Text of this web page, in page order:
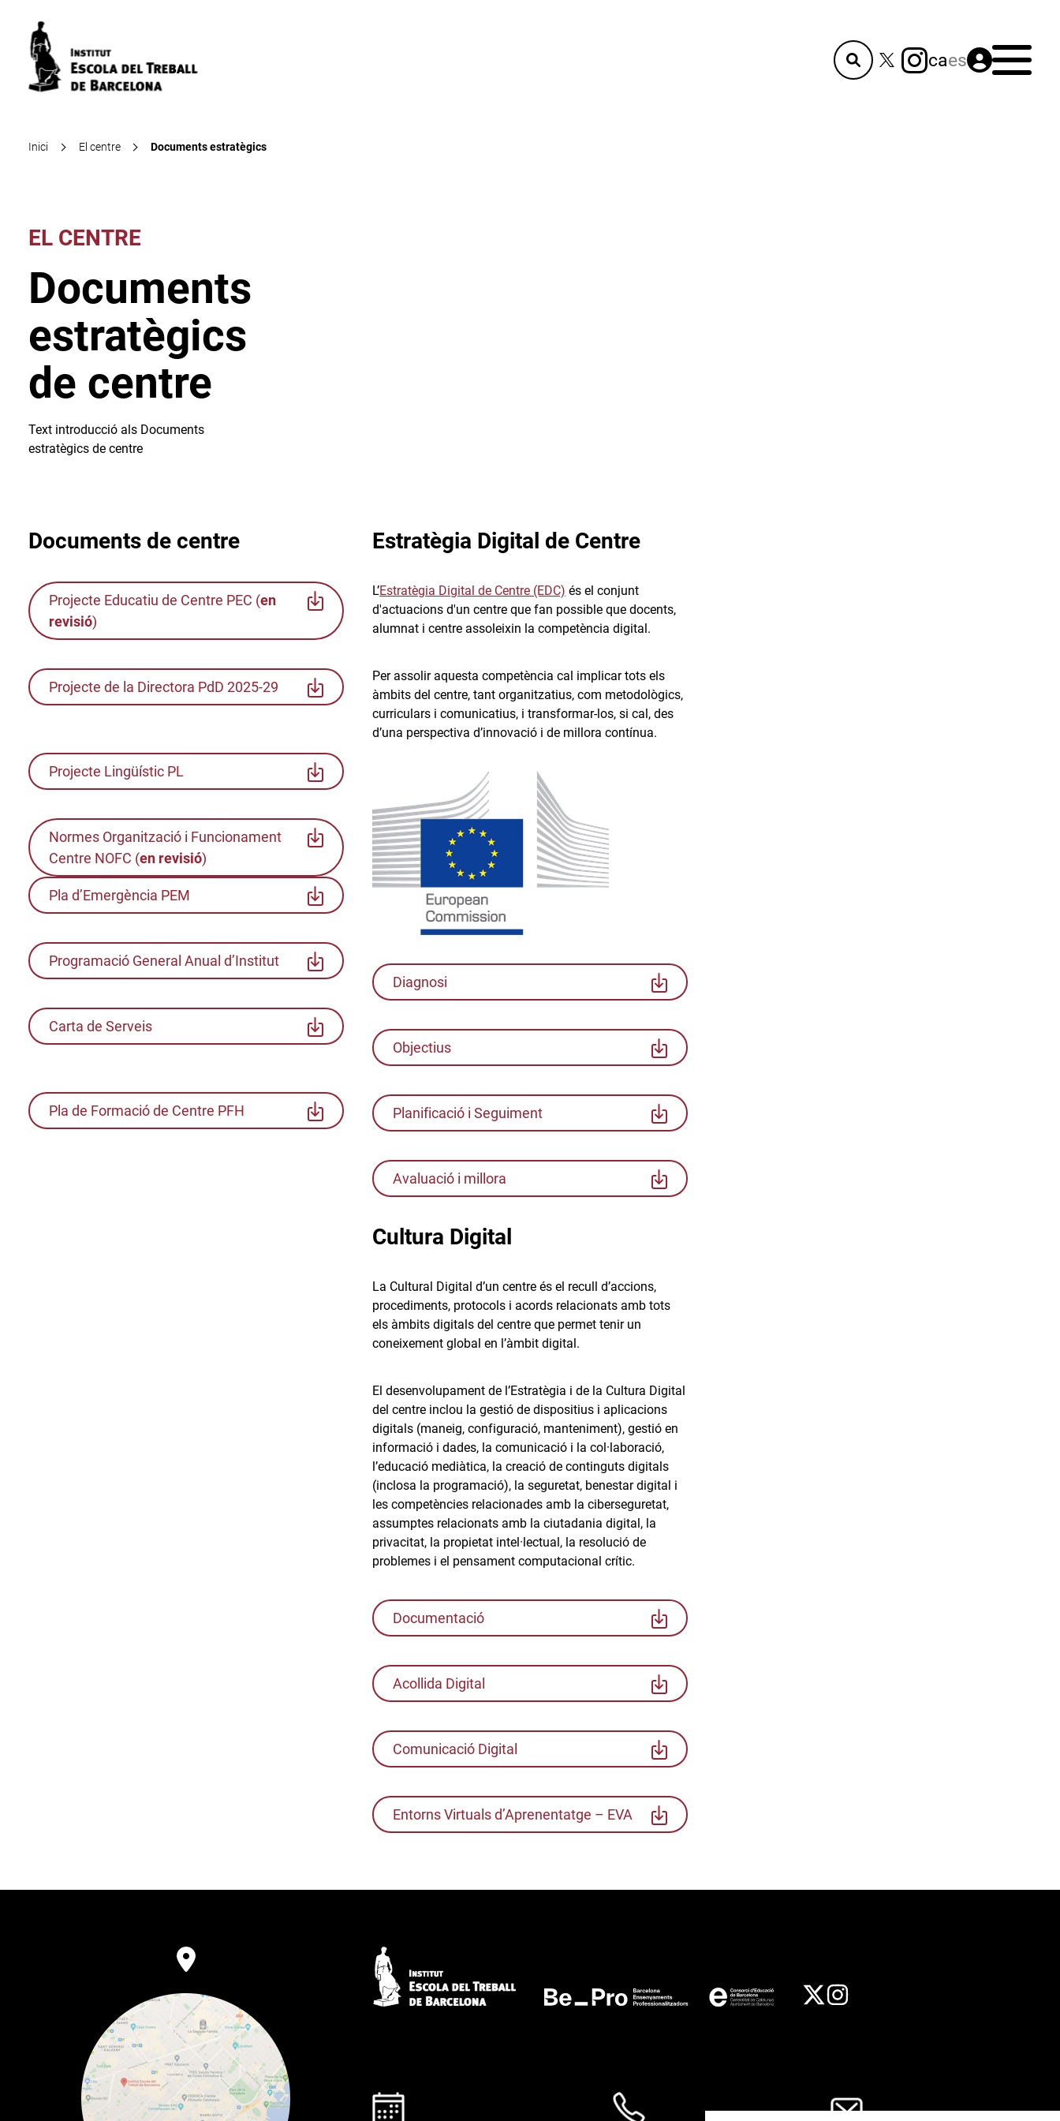
caes Menú
Inici El centre Documents estratègics
EL CENTRE
Documents
estratègics
de centre
Text introducció als Documents
estratègics de centre
Documents de centre
Projecte Educatiu de Centre PEC (en
revisió)
Projecte de la Directora PdD 2025-29
Projecte Lingüístic PL
Normes Organització i Funcionament
Centre NOFC (en revisió)
Pla d’Emergència PEM
Programació General Anual d’Institut
Carta de Serveis
Pla de Formació de Centre PFH
Estratègia Digital de Centre
L’Estratègia Digital de Centre (EDC) és el conjunt
d'actuacions d'un centre que fan possible que docents,
alumnat i centre assoleixin la competència digital.
Per assolir aquesta competència cal implicar tots els
àmbits del centre, tant organitzatius, com metodològics,
curriculars i comunicatius, i transformar-los, si cal, des
d’una perspectiva d’innovació i de millora contínua.
Diagnosi
Objectius
Planificació i Seguiment
Avaluació i millora
Cultura Digital
La Cultural Digital d’un centre és el recull d’accions,
procediments, protocols i acords relacionats amb tots
els àmbits digitals del centre que permet tenir un
coneixement global en l’àmbit digital.
El desenvolupament de l’Estratègia i de la Cultura Digital
del centre inclou la gestió de dispositius i aplicacions
digitals (maneig, configuració, manteniment), gestió en
informació i dades, la comunicació i la col·laboració,
l’educació mediàtica, la creació de continguts digitals
(inclosa la programació), la seguretat, benestar digital i
les competències relacionades amb la ciberseguretat,
assumptes relacionats amb la ciutadania digital, la
privacitat, la propietat intel·lectual, la resolució de
problemes i el pensament computacional crític.
Documentació
Acollida Digital
Comunicació Digital
Entorns Virtuals d’Aprenentatge – EVA